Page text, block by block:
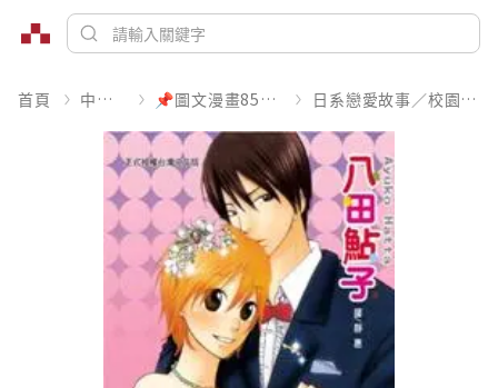
首頁 中文書 📌圖文漫畫85折起 日系戀愛故事／校園青春